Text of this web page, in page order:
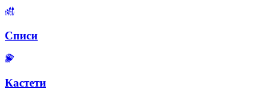
Списи
Кастети